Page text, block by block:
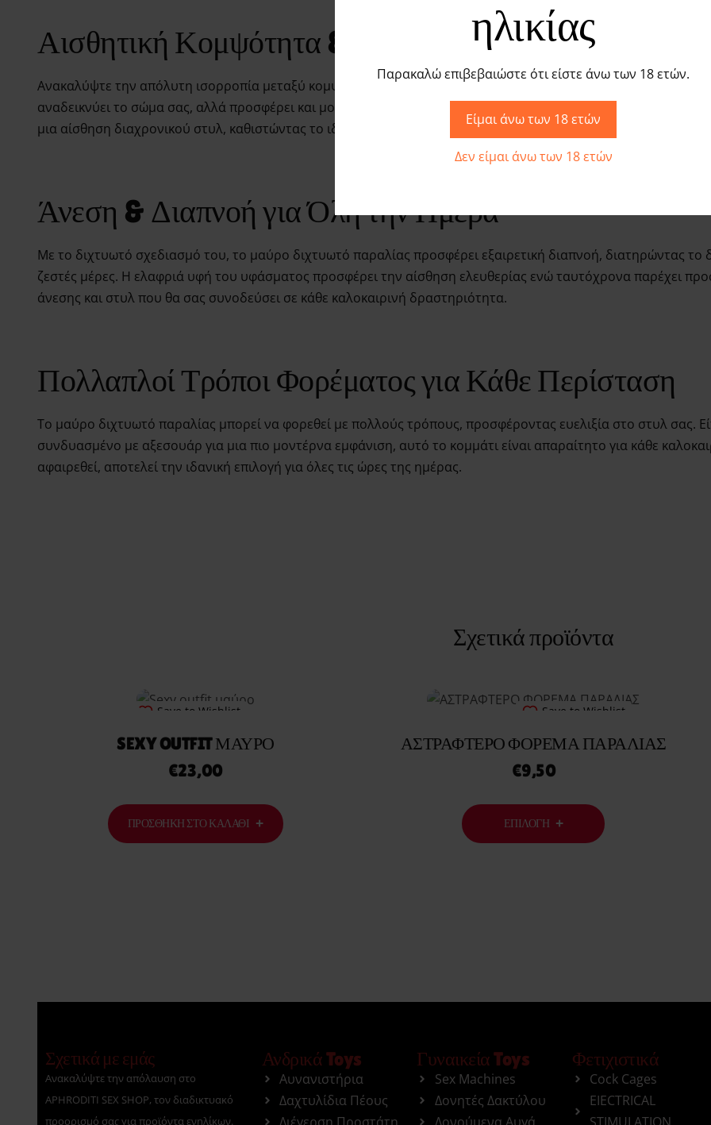
ηλικίας
Παρακαλώ επιβεβαιώστε ότι είστε άνω των 18 ετών.
Είμαι άνω των 18 ετών
Δεν είμαι άνω των 18 ετών
Αισθητική Κομψότητα & Στυλ για την Παραλία
Ανακαλύψτε την απόλυτη ισορροπία μεταξύ κομψότητας και λειτουργικότητας με το μαύρο διχτυωτό
αναδεικνύει το σώμα σας, αλλά προσφέρει και μοναδική άνεση κατά τη διάρκεια της ηλιοθεραπείας ή μιας
μια αίσθηση διαχρονικού στυλ, καθιστώντας το ιδανική επιλογή για τις πιο σικ εμφανίσεις στην παραλία.
Άνεση & Διαπνοή για Όλη την Ημέρα
Με το διχτυωτό σχεδιασμό του, το μαύρο διχτυωτό παραλίας προσφέρει εξαιρετική διαπνοή, διατηρώντας το
ζεστές μέρες. Η ελαφριά υφή του υφάσματος προσφέρει την αίσθηση ελευθερίας ενώ ταυτόχρονα παρέχει
άνεσης και στυλ που θα σας συνοδεύσει σε κάθε καλοκαιρινή δραστηριότητα.
Πολλαπλοί Τρόποι Φορέματος για Κάθε Περίσταση
Το μαύρο διχτυωτό παραλίας μπορεί να φορεθεί με πολλούς τρόπους, προσφέροντας ευελιξία στο στυλ σας.
συνδυασμένο με αξεσουάρ για μια πιο μοντέρνα εμφάνιση, αυτό το κομμάτι είναι απαραίτητο για κάθε
αφαιρεθεί, αποτελεί την ιδανική επιλογή για όλες τις ώρες της ημέρας.
Σχετικά προϊόντα
Save to Wishlist
SEXY OUTFIT ΜΑΎΡΟ
€23,00
ΠΡΟΣΘΉΚΗ ΣΤΟ ΚΑΛΆΘΙ
Save to Wishlist
ΑΣΤΡΑΦΤΕΡΟ ΦΟΡΕΜΑ ΠΑΡΑΛΙΑΣ
€9,50
ΕΠΙΛΟΓΉ
Σχετικά με εμάς
Ανακαλύψτε την απόλαυση στο
APHRODITI SEX SHOP, τον διαδικτυακό
προορισμό σας για προϊόντα ενηλίκων.
Ανδρικά Toys
Αυνανιστήρια
Δαχτυλίδια Πέους
Γυναικεία Toys
Sex Machines
Δονητές Δακτύλου
Φετιχιστικά
Cock Cages
EIECTRICAL